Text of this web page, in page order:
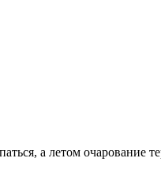
а летом очарование